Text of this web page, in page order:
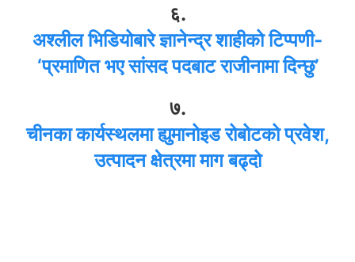
६.
अश्लील भिडियोबारे ज्ञानेन्द्र शाहीको टिप्पणी-
‘प्रमाणित भए सांसद पदबाट राजीनामा दिन्छु’
७.
चीनका कार्यस्थलमा ह्युमानोइड रोबोटको प्रवेश,
उत्पादन क्षेत्रमा माग बढ्दो